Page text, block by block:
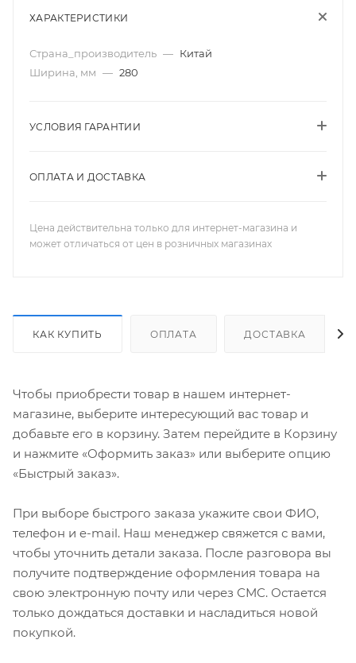
ХАРАКТЕРИСТИКИ
Страна_производитель — Китай
Ширина, мм — 280
УСЛОВИЯ ГАРАНТИИ
ОПЛАТА И ДОСТАВКА
Цена действительна только для интернет-магазина и
может отличаться от цен в розничных магазинах
КАК КУПИТЬ ОПЛАТА ДОСТАВКА
Чтобы приобрести товар в нашем интернет-
магазине, выберите интересующий вас товар и
добавьте его в корзину. Затем перейдите в Корзину
и нажмите «Оформить заказ» или выберите опцию
«Быстрый заказ».
При выборе быстрого заказа укажите свои ФИО,
телефон и e-mail. Наш менеджер свяжется с вами,
чтобы уточнить детали заказа. После разговора вы
получите подтверждение оформления товара на
свою электронную почту или через СМС. Остается
только дождаться доставки и насладиться новой
покупкой.